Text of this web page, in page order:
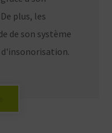
plus, les
de son système
d'insonorisation.